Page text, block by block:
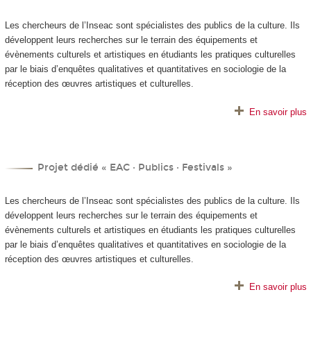
Les chercheurs de l’Inseac sont spécialistes des publics de la culture. Ils
développent leurs recherches sur le terrain des équipements et
évènements culturels et artistiques en étudiants les pratiques culturelles
par le biais d’enquêtes qualitatives et quantitatives en sociologie de la
réception des œuvres artistiques et culturelles.
En savoir plus
Projet dédié « EAC · Publics · Festivals »
Les chercheurs de l’Inseac sont spécialistes des publics de la culture. Ils
développent leurs recherches sur le terrain des équipements et
évènements culturels et artistiques en étudiants les pratiques culturelles
par le biais d’enquêtes qualitatives et quantitatives en sociologie de la
réception des œuvres artistiques et culturelles.
En savoir plus